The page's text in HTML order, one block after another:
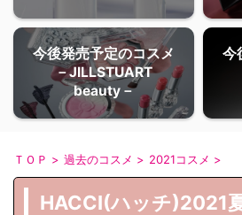
今後発売予定のコスメ
－JILLSTUART
beauty－
今
ＴＯＰ > 過去のコスメ > 2021コスメ >
HACCI(ハッチ)2021